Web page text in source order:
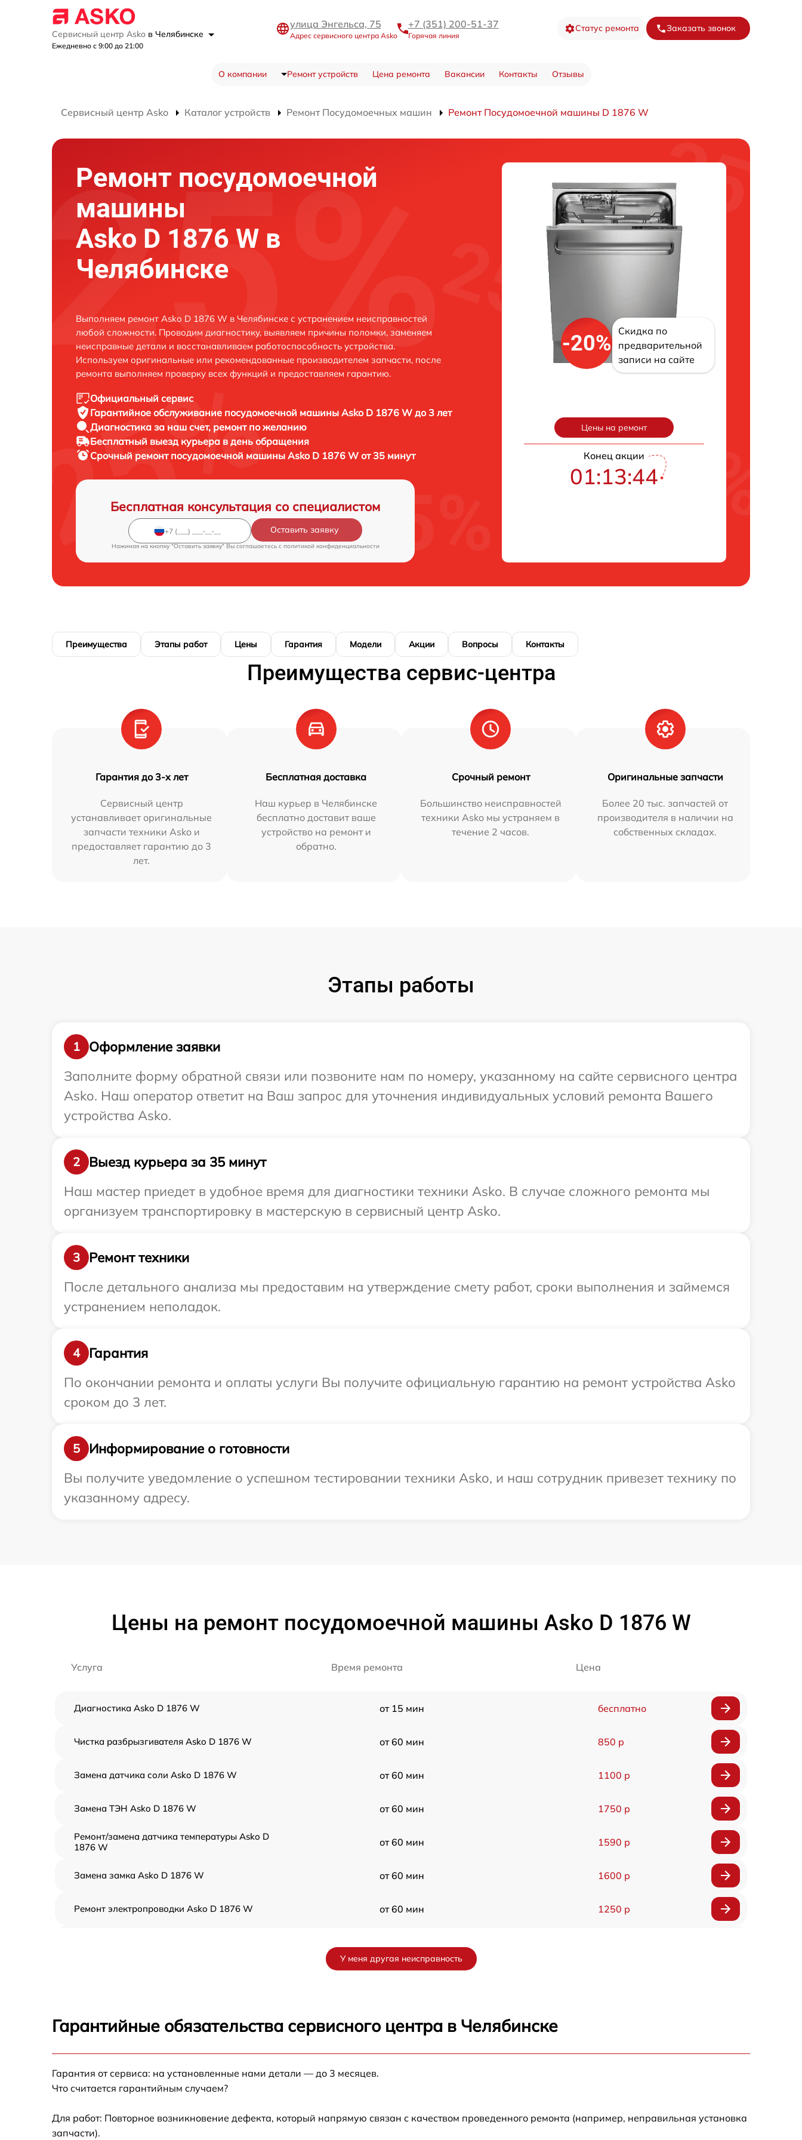
Сервисный центр Asko в Челябинске
Ежедневно с 9:00 до 21:00
улица Энгельса, 75
Адрес сервисного центра Asko
+7 (351) 200-51-37
Горячая линия
Статус ремонта Заказать звонок
О компании Ремонт устройств Цена ремонта Вакансии Контакты Отзывы
Сервисный центр Asko Каталог устройств Ремонт Посудомоечных машин Ремонт Посудомоечной машины D 1876 W
Ремонт посудомоечной
машины
Asko D 1876 W в
Челябинске
Выполняем ремонт Asko D 1876 W в Челябинске с устранением неисправностей
любой сложности. Проводим диагностику, выявляем причины поломки, заменяем
неисправные детали и восстанавливаем работоспособность устройства.
Используем оригинальные или рекомендованные производителем запчасти, после
ремонта выполняем проверку всех функций и предоставляем гарантию.
Официальный сервис
Гарантийное обслуживание посудомоечной машины Asko D 1876 W до 3 лет
Диагностика за наш счет, ремонт по желанию
Бесплатный выезд курьера в день обращения
Срочный ремонт посудомоечной машины Asko D 1876 W от 35 минут
Бесплатная консультация со специалистом
Оставить заявку
Нажимая на кнопку "Оставить заявку" Вы соглашаетесь c политикой конфиденциальности
-20%
Скидка по
предварительной
записи на сайте
Цены на ремонт
Конец акции
01:13:43
Преимущества Этапы работ Цены Гарантия Модели Акции Вопросы Контакты
Преимущества сервис-центра
Гарантия до 3-х лет
Сервисный центр
устанавливает оригинальные
запчасти техники Asko и
предоставляет гарантию до 3
лет.
Бесплатная доставка
Наш курьер в Челябинске
бесплатно доставит ваше
устройство на ремонт и
обратно.
Срочный ремонт
Большинство неисправностей
техники Asko мы устраняем в
течение 2 часов.
Оригинальные запчасти
Более 20 тыс. запчастей от
производителя в наличии на
собственных складах.
Этапы работы
1
Оформление заявки
Заполните форму обратной связи или позвоните нам по номеру, указанному на сайте сервисного центра
Asko. Наш оператор ответит на Ваш запрос для уточнения индивидуальных условий ремонта Вашего
устройства Asko.
2
Выезд курьера за 35 минут
Наш мастер приедет в удобное время для диагностики техники Asko. В случае сложного ремонта мы
организуем транспортировку в мастерскую в сервисный центр Asko.
3
Ремонт техники
После детального анализа мы предоставим на утверждение смету работ, сроки выполнения и займемся
устранением неполадок.
4
Гарантия
По окончании ремонта и оплаты услуги Вы получите официальную гарантию на ремонт устройства Asko
сроком до 3 лет.
5
Информирование о готовности
Вы получите уведомление о успешном тестировании техники Asko, и наш сотрудник привезет технику по
указанному адресу.
Цены на ремонт посудомоечной машины Asko D 1876 W
Услуга Время ремонта Цена
Диагностика Asko D 1876 W от 15 мин бесплатно
Чистка разбрызгивателя Asko D 1876 W от 60 мин 850 р
Замена датчика соли Asko D 1876 W от 60 мин 1100 р
Замена ТЭН Asko D 1876 W от 60 мин 1750 р
Ремонт/замена датчика температуры Asko D
1876 W
от 60 мин 1590 р
Замена замка Asko D 1876 W от 60 мин 1600 р
Ремонт электропроводки Asko D 1876 W от 60 мин 1250 р
Замена панели управления Asko D 1876 W
У меня другая неисправность
Гарантийные обязательства сервисного центра в Челябинске
Гарантия от сервиса: на установленные нами детали — до 3 месяцев.
Что считается гарантийным случаем?
Для работ: Повторное возникновение дефекта, который напрямую связан с качеством проведенного ремонта (например, неправильная установка
запчасти).